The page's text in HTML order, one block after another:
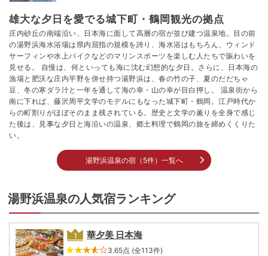
雄大な夕日を愛でる城下町・鶴岡観光の拠点
庄内砂丘の南端沿い、日本海に面して高層の宿が並び建つ温泉地。目の前
の湯野浜海水浴場は県内屈指の規模を誇り、海水浴はもちろん、ウィンド
サーフィンや水上バイクなどのマリンスポーツを楽しむ人たちで賑わいを
見せる。 自慢は、何といっても海に沈む幻想的な夕日。さらに、日本海の
漁場と肥沃な庄内平野を併せ持つ湯野浜は、春の竹の子、夏のだだちゃ
豆、冬の寒ダラ汁と一年を通して海の幸・山の幸が目白押し。 温泉街から
南に下れば、藤沢周平文学のモデルにもなった城下町・鶴岡。江戸時代か
らの町割りがほぼそのまま残されている。歴史と文学の薫りを全身で感じ
た後は、見事な夕日と海沿いの温泉、郷土料理で鶴岡の旅を締めくくりた
い。
湯野浜温泉の宿（5件）一覧へ
湯野浜温泉の人気宿ランキング
華夕美 日本海
3.65点 (全113件)